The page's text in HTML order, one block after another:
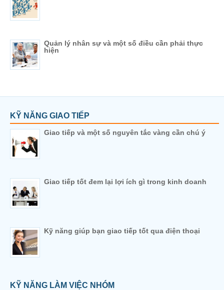
Quản lý nhân sự và một số điều cần phải thực
hiện
KỸ NĂNG GIAO TIẾP
Giao tiếp và một số nguyên tắc vàng cần chú ý
Giao tiếp tốt đem lại lợi ích gì trong kinh doanh
Kỹ năng giúp bạn giao tiếp tốt qua điện thoại
KỸ NĂNG LÀM VIỆC NHÓM